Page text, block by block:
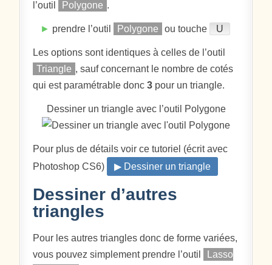
l’outil Polygone .
► prendre l’outil Polygone ou touche U
Les options sont identiques à celles de l’outil
Triangle , sauf concernant le nombre de cotés
qui est paramétrable donc3 pour un triangle.
Dessiner un triangle avec l’outil Polygone
Pour plus de détails voir ce tutoriel (écrit avec
Photoshop CS6)
▶ Dessiner un triangle
Dessiner d’autres
triangles
Pour les autres triangles donc de forme variées,
vous pouvez simplement prendre l’outil
Lasso